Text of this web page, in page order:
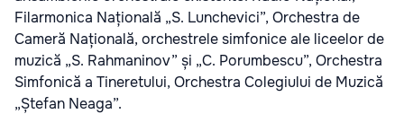
Filarmonica Națională „S. Lunchevici”, Orchestra de
Cameră Națională, orchestrele simfonice ale liceelor de
muzică „S. Rahmaninov” și „C. Porumbescu”, Orchestra
Simfonică a Tineretului, Orchestra Colegiului de Muzică
„Ștefan Neaga”.